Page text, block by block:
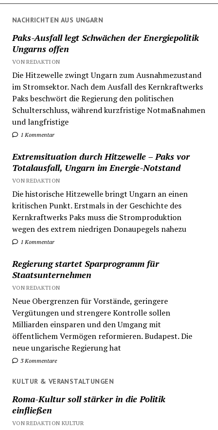
NACHRICHTEN AUS UNGARN
Paks-Ausfall legt Schwächen der Energiepolitik
Ungarns offen
VON REDAKTION
Die Hitzewelle zwingt Ungarn zum Ausnahmezustand
im Stromsektor. Nach dem Ausfall des Kernkraftwerks
Paks beschwört die Regierung den politischen
Schulterschluss, während kurzfristige Notmaßnahmen
und langfristige
1 Kommentar
Extremsituation durch Hitzewelle – Paks vor
Totalausfall, Ungarn im Energie-Notstand
VON REDAKTION
Die historische Hitzewelle bringt Ungarn an einen
kritischen Punkt. Erstmals in der Geschichte des
Kernkraftwerks Paks muss die Stromproduktion
wegen des extrem niedrigen Donaupegels nahezu
1 Kommentar
Regierung startet Sparprogramm für
Staatsunternehmen
VON REDAKTION
Neue Obergrenzen für Vorstände, geringere
Vergütungen und strengere Kontrolle sollen
Milliarden einsparen und den Umgang mit
öffentlichem Vermögen reformieren. Budapest. Die
neue ungarische Regierung hat
3 Kommentare
KULTUR & VERANSTALTUNGEN
Roma-Kultur soll stärker in die Politik
einfließen
VON REDAKTION KULTUR